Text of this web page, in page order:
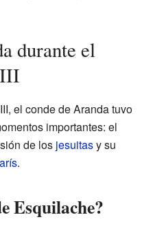
durante el
el conde de Aranda tuvo
importantes: el
de los jesuitasy su
.
Esquilache?